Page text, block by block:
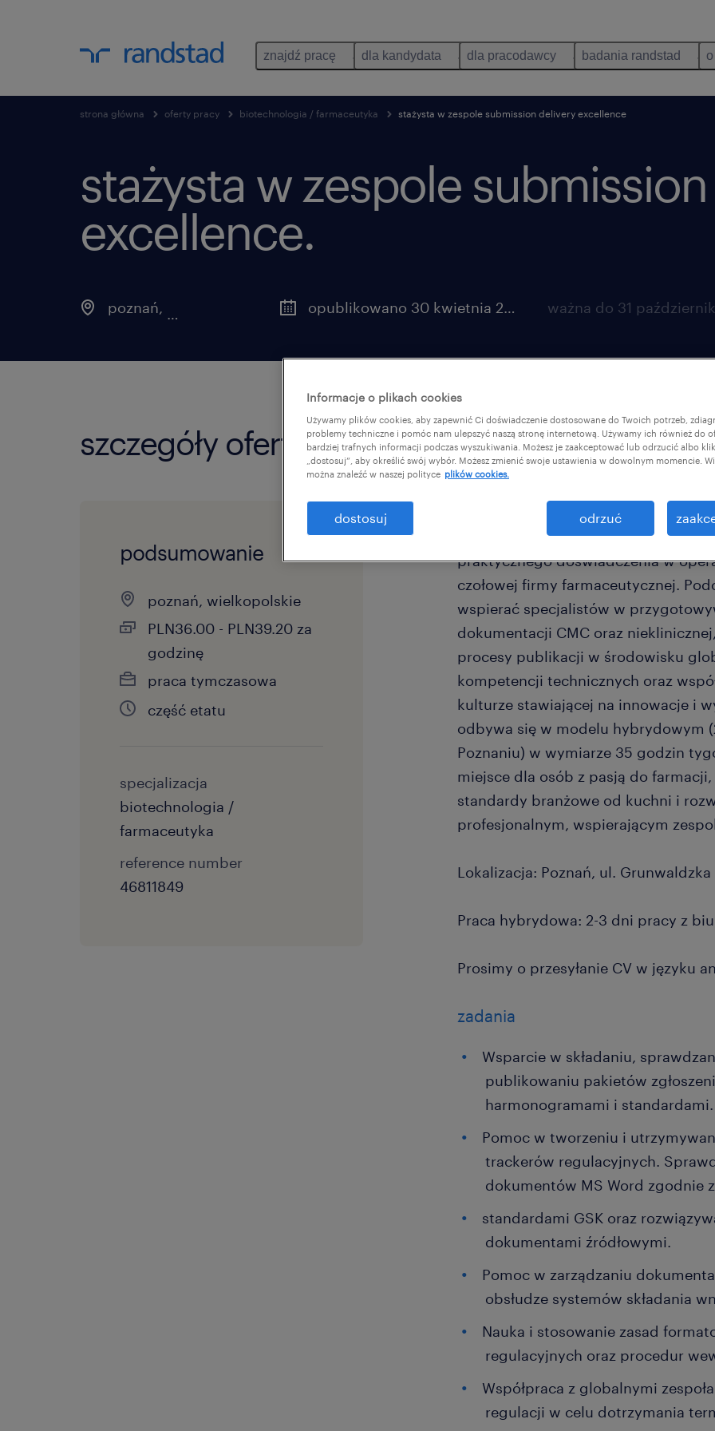
znajdź pracę dla kandydata dla pracodawcy badania randstad
strona główna oferty pracy biotechnologia / farmaceutyka stażysta w zespole submission delivery excellence
stażysta w zespole
excellence.
poznań, opublikowano 30 kwietnia 2026
szczegóły oferty
podsumowanie
poznań, wielkopolskie
PLN36.00 - PLN39.20 za
godzinę
praca tymczasowa
część etatu
specjalizacja
biotechnologia /
farmaceutyka
reference number
46811849
Dołącz do GSK jako stażysta w
Excellence, gdzie zyskasz unikalną
praktycznego doświadczenia w
czołowej firmy farmaceutycznej.
wspierać specjalistów w
dokumentacji CMC oraz
procesy publikacji w środowisku
kompetencji technicznych oraz
kulturze stawiającej na innowacje i
odbywa się w modelu hybrydowym
Poznaniu) w wymiarze 35 godzin
miejsce dla osób z pasją do
standardy branżowe od kuchni i
profesjonalnym, wspierającym
Lokalizacja: Poznań, ul. Grunwaldzka
Praca hybrydowa: 2-3 dni pracy z
Prosimy o przesyłanie CV w języku
zadania
Wsparcie w składaniu,
publikowaniu pakietów
harmonogramami i standardami.
Pomoc w tworzeniu i
trackerów regulacyjnych.
dokumentów MS Word zgodnie
standardami GSK oraz
dokumentami źródłowymi.
Pomoc w zarządzaniu
obsłudze systemów składania
Nauka i stosowanie zasad
regulacyjnych oraz procedur
Współpraca z globalnymi
regulacji w celu dotrzymania
Informacje o plikach cookies
Używamy plików cookies, aby zapewnić Ci doświadczenie dostosowane do Twoich potrzeb,
problemy techniczne i pomóc nam ulepszyć naszą stronę internetową. Używamy ich również do
bardziej trafnych informacji podczas wyszukiwania. Możesz je zaakceptować lub odrzucić albo
„dostosuj”, aby określić swój wybór. Możesz zmienić swoje ustawienia w dowolnym momencie.
można znaleźć w naszej polityce plików cookies.
dostosuj odrzuć